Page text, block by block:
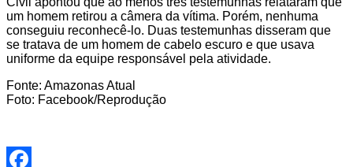
um homem retirou a câmera da vítima. Porém, nenhuma
conseguiu reconhecê-lo. Duas testemunhas disseram que
se tratava de um homem de cabelo escuro e que usava
uniforme da equipe responsável pela atividade.
Fonte: Amazonas Atual
Foto: Facebook/Reprodução